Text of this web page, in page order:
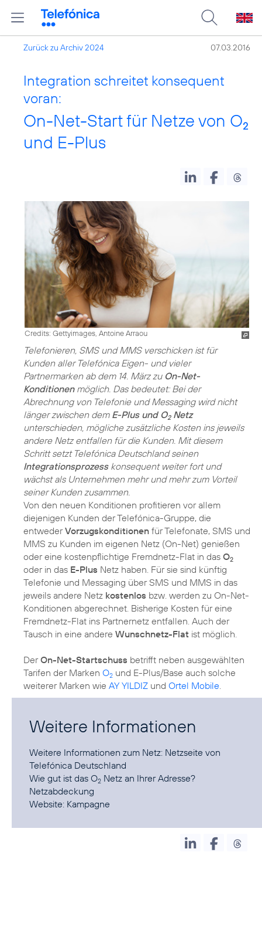
Zurück zu Archiv 2024 07.03.2016
Integration schreitet konsequent
voran:
On-Net-Start für Netze von O2
und E-Plus
Credits: Gettyimages, Antoine Arraou
Telefonieren, SMS und MMS verschicken ist für
Kunden aller Telefónica Eigen- und vieler
Partnermarken ab dem 14. März zu On-Net-
Konditionenmöglich. Das bedeutet: Bei der
Abrechnung von Telefonie und Messaging wird nicht
länger zwischen dem E-Plus und O2Netz
unterschieden, mögliche zusätzliche Kosten ins jeweils
andere Netz entfallen für die Kunden. Mit diesem
Schritt setzt Telefónica Deutschland seinen
Integrationsprozesskonsequent weiter fort und
wächst als Unternehmen mehr und mehr zum Vorteil
seiner Kunden zusammen.
Von den neuen Konditionen profitieren vor allem
diejenigen Kunden der Telefónica-Gruppe, die
entwederVorzugskonditionen für Telefonate, SMS und
MMS zu Kunden im eigenen Netz (On-Net) genießen
oder eine kostenpflichtige Fremdnetz-Flat in das O2
oder in das E-Plus Netz haben. Für sie sind künftig
Telefonie und Messaging über SMS und MMS in das
jeweils andere Netz kostenlos bzw. werden zu On-Net-
Konditionen abgerechnet. Bisherige Kosten für eine
Fremdnetz-Flat ins Partnernetz entfallen. Auch der
Tausch in eine andere Wunschnetz-Flat ist möglich.
DerOn-Net-Startschuss betrifft neben ausgewählten
Tarifen der Marken O2 und E-Plus/Base auch solche
weiterer Marken wie AY YILDIZ und Ortel Mobile.
Weitere Informationen
Weitere Informationen zum Netz: Netzseite von
Telefónica Deutschland
Wie gut ist das O2 Netz an Ihrer Adresse?
Netzabdeckung
Website: Kampagne